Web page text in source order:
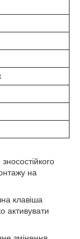
на
клавіша
активувати